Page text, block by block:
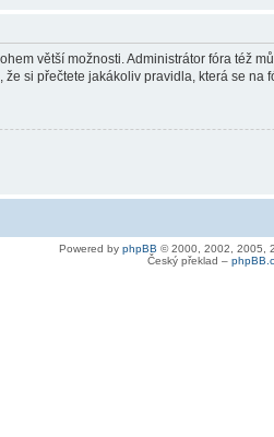
větší možnosti. Administrátor fóra též
si přečtete jakákoliv pravidla, která se na
Powered by phpBB © 2000, 2002, 2005,
Český překlad –